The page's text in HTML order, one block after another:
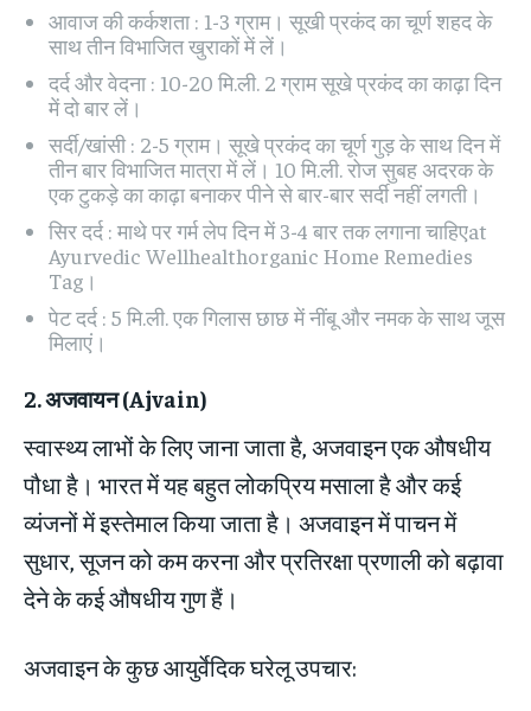
आवाज की कर्कशता : 1-3 ग्राम। सूखी प्रकंद का चूर्ण शहद के
साथ तीन विभाजित खुराकों में लें।
दर्द और वेदना : 10-20 मि.ली. 2 ग्राम सूखे प्रकंद का काढ़ा दिन
में दो बार लें।
सर्दी/खांसी : 2-5 ग्राम। सूखे प्रकंद का चूर्ण गुड़ के साथ दिन में
तीन बार विभाजित मात्रा में लें। 10 मि.ली. रोज सुबह अदरक के
एक टुकड़े का काढ़ा बनाकर पीने से बार-बार सर्दी नहीं लगती।
सिर दर्द : माथे पर गर्म लेप दिन में 3-4 बार तक लगाना चाहिएat
Ayurvedic Wellhealthorganic Home Remedies
Tag।
पेट दर्द : 5 मि.ली. एक गिलास छाछ में नींबू और नमक के साथ जूस
मिलाएं।
2.अजवायन(Ajvain)
स्वास्थ्य लाभों के लिए जाना जाता है, अजवाइन एक औषधीय
पौधा है। भारत में यह बहुत लोकप्रिय मसाला है और कई
व्यंजनों में इस्तेमाल किया जाता है। अजवाइन में पाचन में
सुधार, सूजन को कम करना और प्रतिरक्षा प्रणाली को बढ़ावा
देने के कई औषधीय गुण हैं।
अजवाइन के कुछ आयुर्वेदिक घरेलू उपचार: